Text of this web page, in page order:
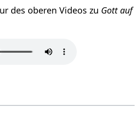
des oberen Videos zu Gott auf